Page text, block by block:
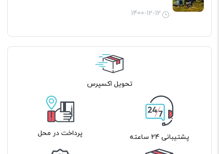
1400-12-12
تحویل اکسپرس
پشتیبانی 24 ساعته پرداخت در محل